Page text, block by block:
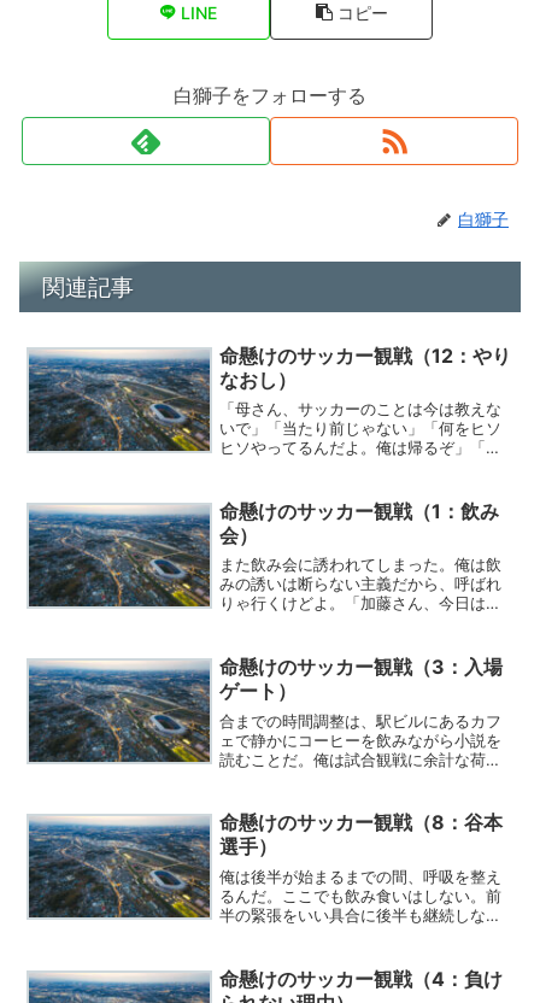
LINE コピー
白獅子をフォローする
白獅子
関連記事
命懸けのサッカー観戦（12：やり
なおし）
「母さん、サッカーのことは今は教えな
いで」「当たり前じゃない」「何をヒソ
ヒソやってるんだよ。俺は帰るぞ」「無
なんて無理さ。このまましばらく大人し
く入院だよ」
命懸けのサッカー観戦（1：飲み
会）
また飲み会に誘われてしまった。俺は飲
みの誘いは断らない主義だから、呼ばれ
りゃ行くけどよ。「加藤さん、今日は
命懸けのサッカー観戦（3：入場
ゲート）
合までの時間調整は、駅ビルにあるカフ
ェで静かにコーヒーを飲みながら小説を
読むことだ。俺は試合観戦に余計な荷物
整えている。唯一持ってきているのが、
ポケットに収まるサイズの文庫本だ。
命懸けのサッカー観戦（8：谷本
選手）
俺は後半が始まるまでの間、呼吸を整え
るんだ。ここでも飲み食いはしない。前
半の緊張をいい具合に後半も継続しなく
命懸けのサッカー観戦（4：負け